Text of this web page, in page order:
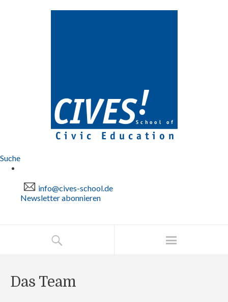
Suche
info@cives-school.de
Newsletter abonnieren
Das Team